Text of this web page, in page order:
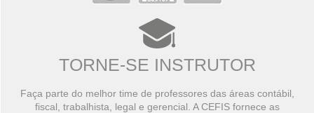
TORNE-SE INSTRUTOR
Faça parte do melhor time de professores das áreas contábil,
fiscal, trabalhista, legal e gerencial. A CEFIS fornece as